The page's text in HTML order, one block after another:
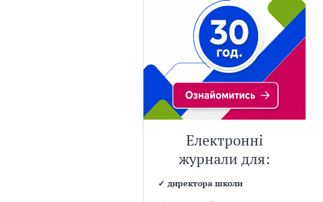
Електронні
журнали для:
✓ директора школи